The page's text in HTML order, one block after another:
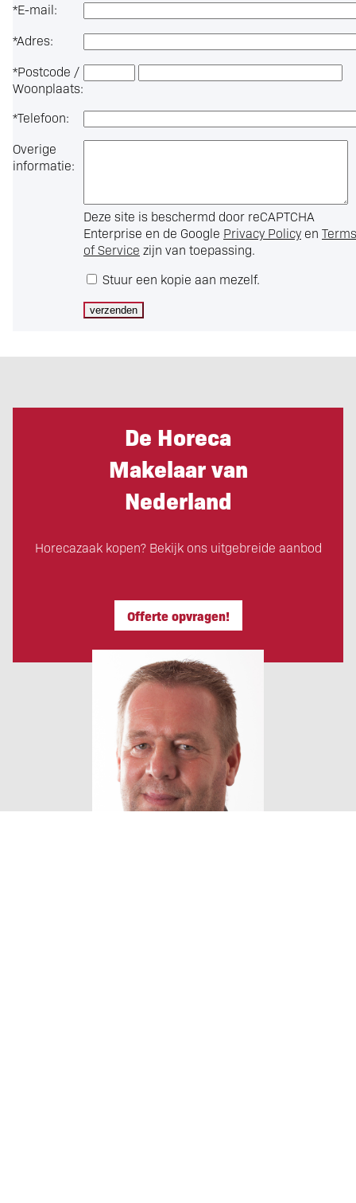
*E-mail:
*Adres:
*Postcode /
Woonplaats:
*Telefoon:
Overige
informatie:
Deze site is beschermd door reCAPTCHA
Enterprise en de Google Privacy Policy en Terms
of Service zijn van toepassing.
Stuur een kopie aan mezelf.
De Horeca
Makelaar van
Nederland
Horecazaak kopen? Bekijk ons uitgebreide aanbod
Offerte opvragen!